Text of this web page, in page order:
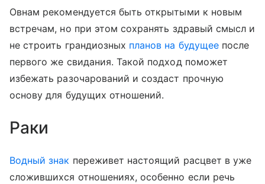
Овнам рекомендуется быть открытыми к новым
встречам, но при этом сохранять здравый смысл и
не строить грандиозных планов на будущеепосле
первого же свидания. Такой подход поможет
избежать разочарований и создаст прочную
основу для будущих отношений.
Раки
Водный знак переживет настоящий расцвет в уже
сложившихся отношениях, особенно если речь